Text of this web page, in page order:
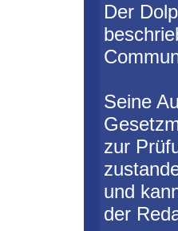
Der
Seine
zur
und
der